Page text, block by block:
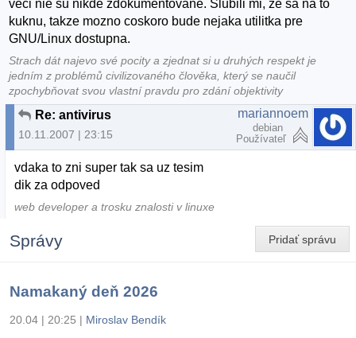
veci nie su nikde zdokumentovane. Slubili mi, ze sa na to
kuknu, takze mozno coskoro bude nejaka utilitka pre
GNU/Linux dostupna.
Strach dát najevo své pocity a zjednat si u druhých respekt je
jedním z problémů civilizovaného člověka, který se naučil
zpochybňovat svou vlastní pravdu pro zdání objektivity
Re: antivirus
10.11.2007 | 23:15
mariannoem
debian
Používateľ
vdaka to zni super tak sa uz tesim
dik za odpoved
web developer a trosku znalosti v linuxe
Pridať správu
Správy
Namakaný deň 2026
20.04 | 20:25 | Miroslav Bendík